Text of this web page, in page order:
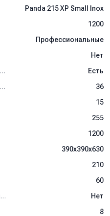
Panda 215 XP Small Inox
1200
Профессиональные
Нет
Насадка для влажной/сухой уборки пола
Есть
Номинальный диаметр принадлежностей, мм
36
15
255
1200
390х390х630
210
60
Розетка для электроинструмента
Нет
8